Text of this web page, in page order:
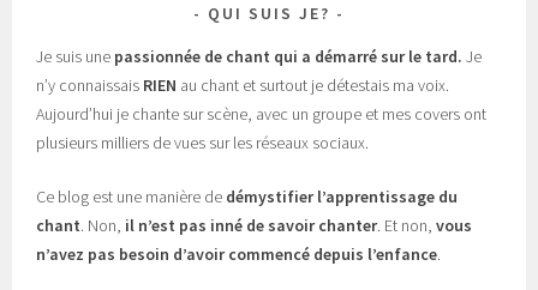
QUI SUIS JE?
Je suis une passionnée de chant qui a démarré sur le tard. Je
n’y connaissais RIEN au chant et surtout je détestais ma voix.
Aujourd’hui je chante sur scène, avec un groupe et mes covers ont
plusieurs milliers de vues sur les réseaux sociaux.
Ce blog est une manière de démystifier l’apprentissage du
chant. Non, il n’est pas inné de savoir chanter. Et non,vous
n’avez pas besoin d’avoir commencé depuis l’enfance.